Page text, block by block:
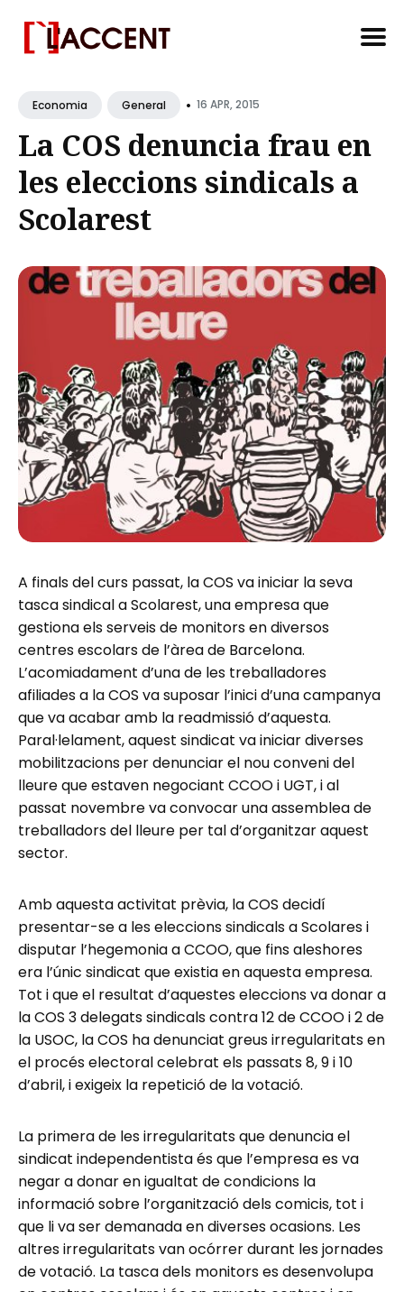
forEconomia General • 16 APR, 2015
La COS denuncia frau en
les eleccions sindicals a
Scolarest
A finals del curs passat, la COS va iniciar la seva
tasca sindical a Scolarest, una empresa que
gestiona els serveis de monitors en diversos
centres escolars de l’àrea de Barcelona.
L’acomiadament d’una de les treballadores
afiliades a la COS va suposar l’inici d’una campanya
que va acabar amb la readmissió d’aquesta.
Paral·lelament, aquest sindicat va iniciar diverses
mobilitzacions per denunciar el nou conveni del
lleure que estaven negociant CCOO i UGT, i al
passat novembre va convocar una assemblea de
treballadors del lleure per tal d’organitzar aquest
sector.
Amb aquesta activitat prèvia, la COS decidí
presentar-se a les eleccions sindicals a Scolares i
disputar l’hegemonia a CCOO, que fins aleshores
era l’únic sindicat que existia en aquesta empresa.
Tot i que el resultat d’aquestes eleccions va donar a
la COS 3 delegats sindicals contra 12 de CCOO i 2 de
la USOC, la COS ha denunciat greus irregularitats en
el procés electoral celebrat els passats 8, 9 i 10
d’abril, i exigeix la repetició de la votació.
La primera de les irregularitats que denuncia el
sindicat independentista és que l’empresa es va
negar a donar en igualtat de condicions la
informació sobre l’organització dels comicis, tot i
que li va ser demanada en diverses ocasions. Les
altres irregularitats van ocórrer durant les jornades
de votació. La tasca dels monitors es desenvolupa